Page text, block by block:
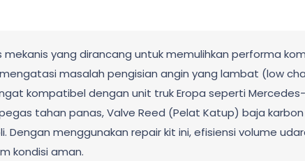
yang dirancang untuk memulihkan performa
masalah pengisian angin yang lambat (low
kompatibel dengan unit truk Eropa seperti Mercedes-
tahan panas, Valve Reed (Pelat Katup) baja
menggunakan repair kit ini, efisiensi volume
kondisi aman.